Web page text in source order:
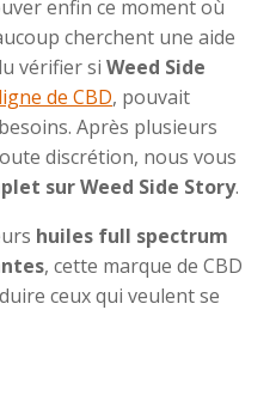
enfin ce moment où
cherchent une aide
vérifier si Weed Side
de CBD, pouvait
Après plusieurs
discrétion, nous vous
sur Weed Side Story.
huiles full spectrum
, cette marque de CBD
ceux qui veulent se